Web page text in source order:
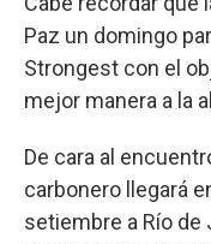
Paz un domingo
Strongest con el
mejor manera a la
De cara al
carbonero llegará
setiembre a Río de